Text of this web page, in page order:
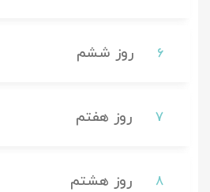
6 روز ششم
7 روز هفتم
8 روز هشتم